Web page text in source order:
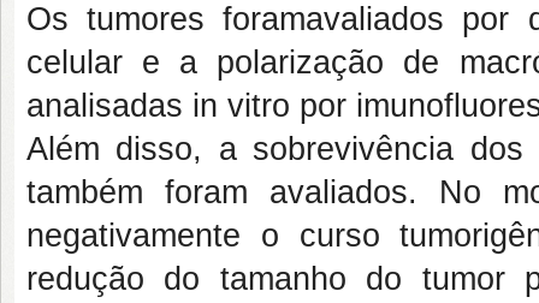
Os tumores foramavaliados por
celular e a polarização de
analisadas in vitro por
Além disso, a sobrevivência
também foram avaliados. No
negativamente o curso
redução do tamanho do tumor